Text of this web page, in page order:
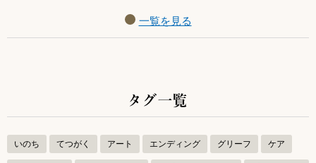
一覧を見る
タグ一覧
いのち てつがく アート エンディング グリーフ ケア